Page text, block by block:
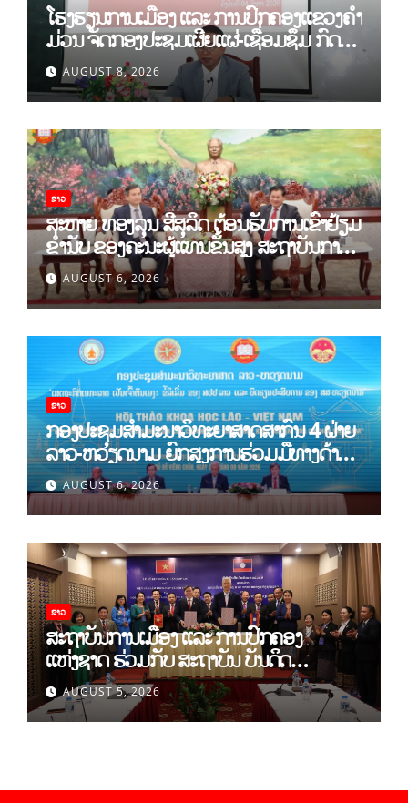
ໂຮງຮຽນການເມືອງ ແລະ ການປົກຄອງແຂວງຄຳ
ມ່ວນ ຈັດກອງປະຊຸມເຜີຍແຜ່-ເຊື່ອມຊຶມ ກົດ
ລະບຽບ ຂອງພັກປະຊາຊົນປະຕິວັດລາວ ສະໄໝ
ທີ XII.
AUGUST 8, 2026
ຂ່າວ
ສະຫາຍ ທອງລຸນ ສີສຸລິດ ຕ້ອນຮັບການເຂົ້າຢ້ຽມ
ຂຳ່ນັບ ຂອງຄະນະຜູ້ແທນຂັ້ນສູງ ສະຖາບັນການ
ເມືອງແຫ່ງຊາດ ໂຮ່ຈີມິນ ແລະ ສະຖາບັນບັນດິດ
ວິທະຍາສາດສັງຄົມຫວຽດນາມ
AUGUST 6, 2026
ຂ່າວ
ກອງປະຊຸມສໍາມະນາວິທະຍາສາດສາກົນ 4 ຝ່າຍ
ລາວ-ຫວຽດນາມ ຍົກສູງການຮ່ວມມືທາງດ້ານ
ທິດສະດີ ແລະ ພຶດຕິກໍາ ລາວ-ຫວຽດນາມ ແນໃສ່
ສ້າງເສດຖະກິດເອກະລາດເປັນເຈົ້າຕົນເອງຢ່າງ
ເຂັ້ມແຂງ
AUGUST 6, 2026
ຂ່າວ
ສະຖາບັນການເມືອງ ແລະ ການປົກຄອງ
ແຫ່ງຊາດ ຮ່ວມກັບ ສະຖາບັນ ບັນດິດ
ວິທະຍາສາດສັງຄົມ ຫວຽດນາມ ເຊັນບົດບັນທຶກ
ການຮ່ວມມືທາງດ້ານວິທະຍາສາດ (2026-
2030)
AUGUST 5, 2026